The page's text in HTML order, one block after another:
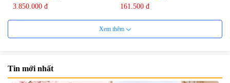
3.850.000 đ 161.500 đ
Xem thêm
Tin mới nhất